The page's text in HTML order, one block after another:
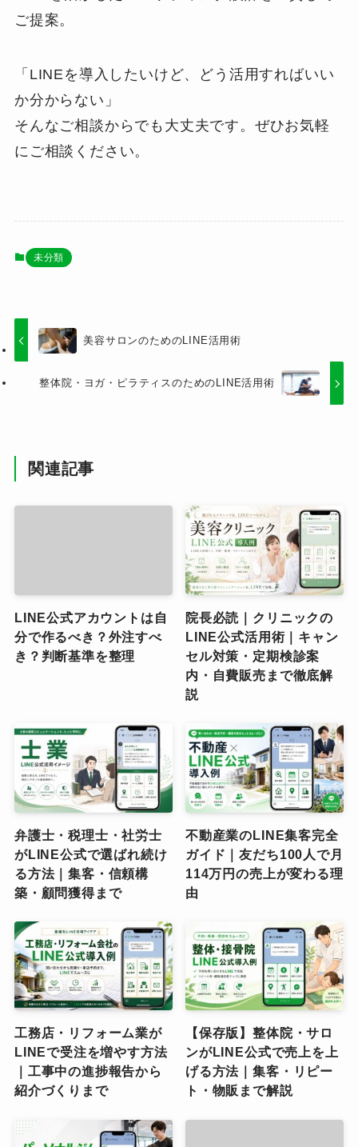
ご提案。
「LINEを導入したいけど、どう活用すればいい
か分からない」
そんなご相談からでも大丈夫です。ぜひお気軽
にご相談ください。
未分類
美容サロンのためのLINE活用術
整体院・ヨガ・ピラティスのためのLINE活用術
関連記事
LINE公式アカウントは自
分で作るべき？外注すべ
き？判断基準を整理
院長必読｜クリニックの
LINE公式活用術｜キャン
セル対策・定期検診案
内・自費販売まで徹底解
説
弁護士・税理士・社労士
がLINE公式で選ばれ続け
る方法｜集客・信頼構
築・顧問獲得まで
不動産業のLINE集客完全
ガイド｜友だち100人で月
114万円の売上が変わる理
由
工務店・リフォーム業が
LINEで受注を増やす方法
｜工事中の進捗報告から
紹介づくりまで
【保存版】整体院・サロ
ンがLINE公式で売上を上
げる方法｜集客・リピー
ト・物販まで解説